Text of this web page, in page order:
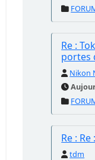
Re :
portes
Nikon
Re : Re
tdm